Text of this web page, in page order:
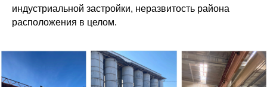
индустриальной застройки, неразвитость района
расположения в целом.